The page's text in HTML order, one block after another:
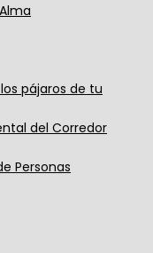
los pájaros de tu
del Corredor
Personas